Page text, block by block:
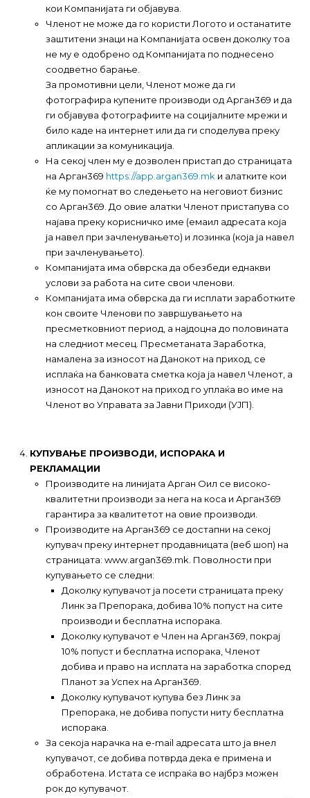
кои Компанијата ги објавува.
Членот не може да го користи Логото и останатите
заштитени знаци на Компанијата освен доколку тоа
не му е одобрено од Компанијата по поднесено
соодветно барање.
За промотивни цели, Членот може да ги
фотографира купените производи од Арган369 и да
ги објавува фотографиите на социјалните мрежи и
било каде на интернет или да ги споделува преку
апликации за комуникација.
На секој член му е дозволен пристап до страницата
на Арган369 https://app.argan369.mk и алатките кои
ќе му помогнат во следењето на неговиот бизнис
со Арган369. До овие алатки Членот пристапува со
најава преку корисничко име (емаил адресата која
ја навел при зачленувањето) и лозинка (која ја навел
при зачленувањето).
Компанијата има обврска да обезбеди еднакви
услови за работа на сите свои членови.
Компанијата има обврска да ги исплати заработките
кон своите Членови по завршувањето на
пресметковниот период, а најдоцна до половината
на следниот месец. Пресметаната Заработка,
намалена за износот на Данокот на приход, се
исплаќа на банковата сметка која ја навел Членот, а
износот на Данокот на приход го уплаќа во име на
Членот во Управата за Јавни Приходи (УЈП).
КУПУВАЊЕ ПРОИЗВОДИ, ИСПОРАКА И
РЕКЛАМАЦИИ
Производите на линијата Арган Оил се високо-
квалитетни производи за нега на коса и Арган369
гарантира за квалитетот на овие производи.
Производите на Арган369 се достапни на секој
купувач преку интернет продавницата (веб шоп) на
страницата: www.argan369.mk. Поволности при
купувањето се следни:
Доколку купувачот ја посети страницата преку
Линк за Препорака, добива 10% попуст на сите
производи и бесплатна испорака.
Доколку купувачот е Член на Арган369, покрај
10% попуст и бесплатна испорака, Членот
добива и право на исплата на заработка според
Планот за Успех на Арган369.
Доколку купувачот купува без Линк за
Препорака, не добива попусти ниту бесплатна
испорака.
За секоја нарачка на e-mail адресата што ја внел
купувачот, се добива потврда дека е примена и
обработена. Истата се испраќа во најбрз можен
рок до купувачот.